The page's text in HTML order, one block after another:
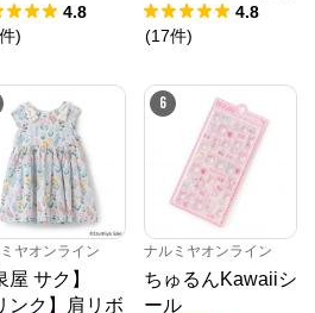
4.8
件)
4.8
(17件)
ヤオンライン
屋 サク】
ンク】肩リボ
6
ナルミヤオンライン
ちゅるんKawaiiシ
ール
ン、ラブトキシック、アナスイ
全商品をご覧いただけます。